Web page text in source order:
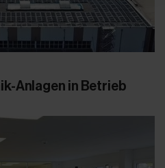
Anlagen in Betrieb